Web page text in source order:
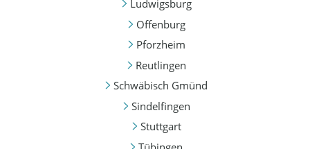
Ludwigsburg
Offenburg
Pforzheim
Reutlingen
Schwäbisch Gmünd
Sindelfingen
Stuttgart